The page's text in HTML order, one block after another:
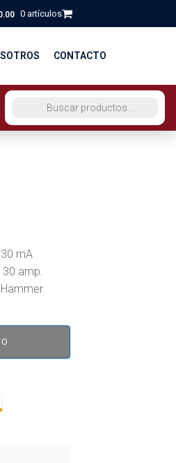
0 artículos
CONTACTO
BÚSQUEDA DE PRODUCTOS
mA
30 amp.